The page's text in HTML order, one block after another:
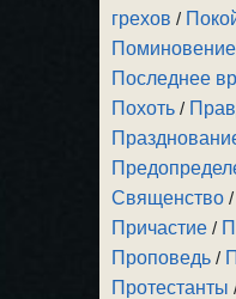
грехов /
Последнее
Похоть /
Священство /
Причастие /
Проповедь /
Протестанты